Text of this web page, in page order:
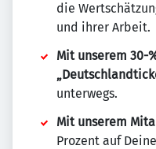
die
und ihrer Arbeit.
Mit unserem 30-
unterwegs.
Mit unserem
Prozent auf